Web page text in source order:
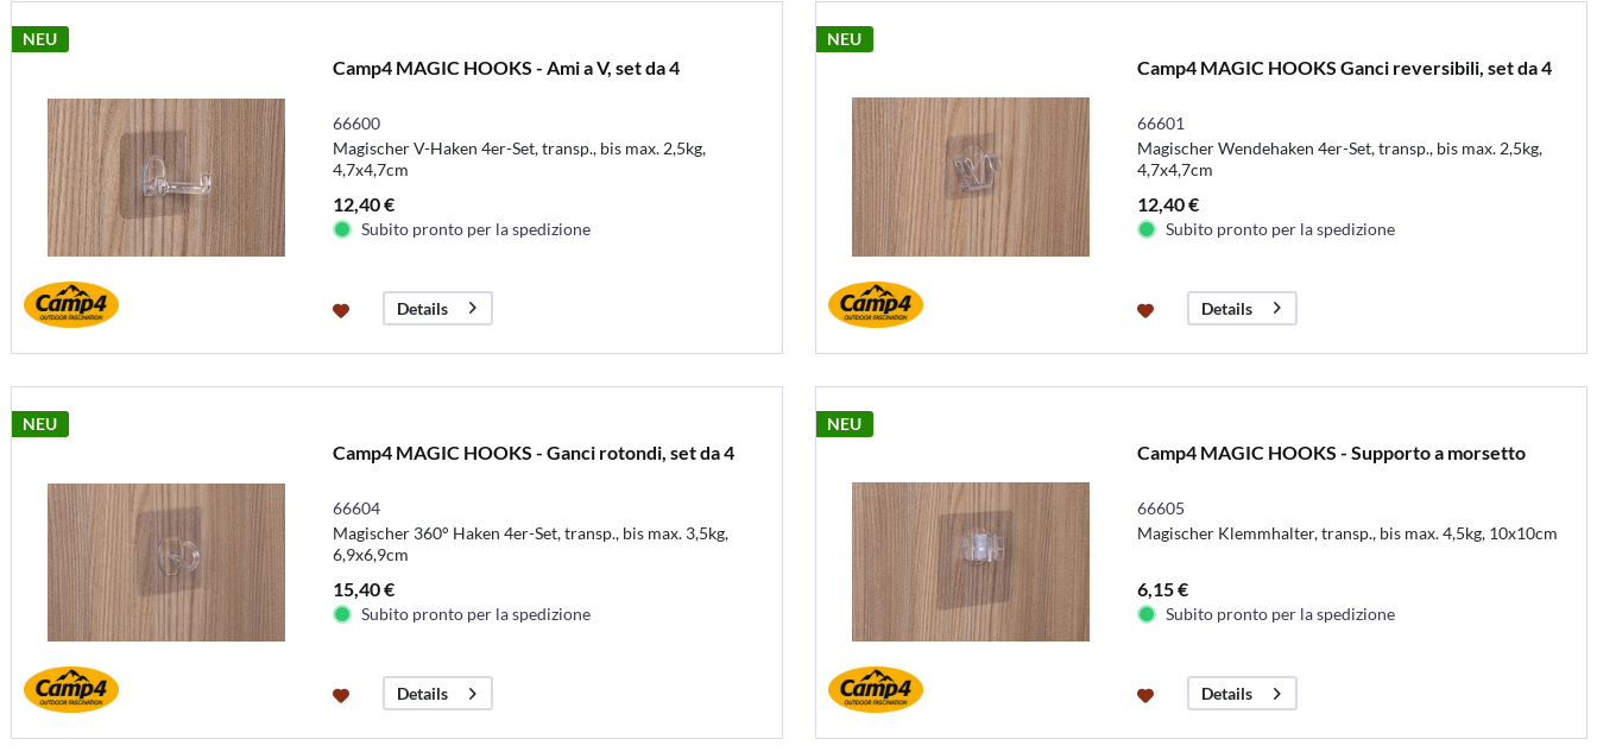
NEU
Camp4 MAGIC HOOKS - Ami a V, set da 4
66600
Magischer V-Haken 4er-Set, transp., bis max. 2,5kg,
4,7x4,7cm
12,40 €
Subito pronto per la spedizione
Details
NEU
Camp4 MAGIC HOOKS Ganci reversibili, set da 4
66601
Magischer Wendehaken 4er-Set, transp., bis max. 2,5kg,
4,7x4,7cm
12,40 €
Subito pronto per la spedizione
Details
NEU
Camp4 MAGIC HOOKS - Ganci rotondi, set da 4
66604
Magischer 360° Haken 4er-Set, transp., bis max. 3,5kg,
6,9x6,9cm
15,40 €
Subito pronto per la spedizione
Details
NEU
Camp4 MAGIC HOOKS - Supporto a morsetto
66605
Magischer Klemmhalter, transp., bis max. 4,5kg, 10x10cm
6,15 €
Subito pronto per la spedizione
Details